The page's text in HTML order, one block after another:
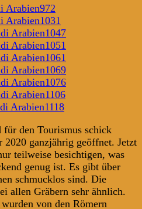
den Tourismus schick
2020 ganzjährig geöffnet. Jetzt
teilweise besichtigen, was
genug ist. Es gibt über
schmucklos sind. Die
allen Gräbern sehr ähnlich.
von den Römern